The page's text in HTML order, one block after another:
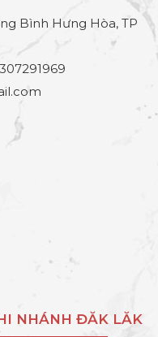
Bình Hưng Hòa, TP
NHÁNH ĐĂK LĂK